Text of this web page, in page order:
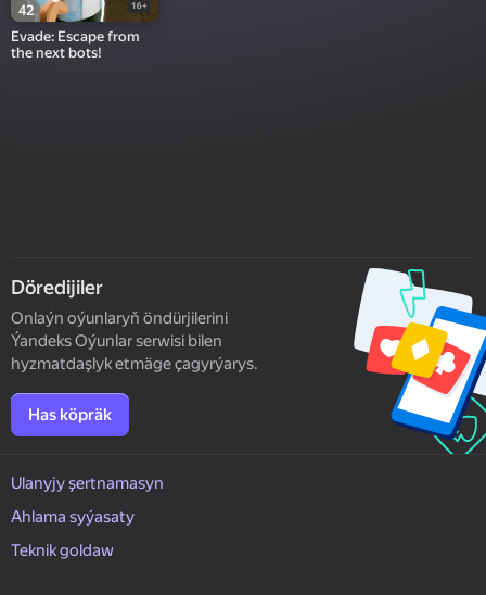
42 16+
Evade: Escape from
the next bots!
Döredijiler
Onlaýn oýunlaryň öndürjilerini
Ýandeks Oýunlar serwisi bilen
hyzmatdaşlyk etmäge çagyrýarys.
Has köpräk
Ulanyjy şertnamasyn
Ahlama syýasaty
Teknik goldaw